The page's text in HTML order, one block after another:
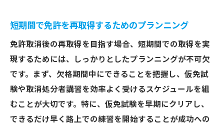
短期間で免許を再取得するためのプランニング
免許取消後の再取得を目指す場合、短期間での取得を実
現するためには、しっかりとしたプランニングが不可欠
です。まず、欠格期間中にできることを把握し、仮免試
験や取消処分者講習を効率よく受けるスケジュールを組
むことが大切です。特に、仮免試験を早期にクリアし、
できるだけ早く路上での練習を開始することが成功への